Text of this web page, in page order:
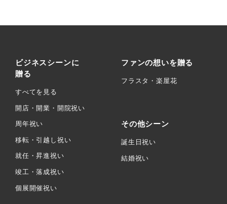
ビジネスシーンに
贈る
すべてを見る
開店・開業・開院祝い
周年祝い
移転・引越し祝い
就任・昇進祝い
竣工・落成祝い
個展開催祝い
ファンの想いを贈る
フラスタ・楽屋花
その他シーン
誕生日祝い
結婚祝い